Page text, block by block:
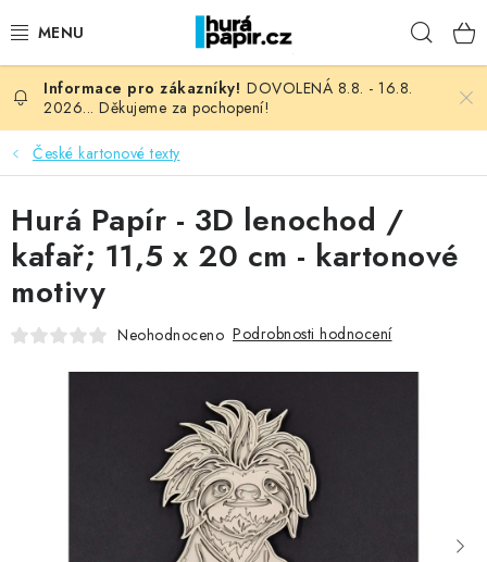
na
NOVINKY
HURÁ DÍLNA
VŠECHNO ZBOŽÍ
KNIHAŘSKÝ MATERIÁL
OBLÍBENÉ ♥️
MOJE OBJEDNÁVKA
DOVOLENÁ 8.8. - 16.8.
2026... Děkujeme za pochopení!
České kartonové texty
Hurá Papír - 3D lenochod /
kafař; 11,5 x 20 cm - kartonové
motivy
Neohodnoceno Podrobnosti hodnocení